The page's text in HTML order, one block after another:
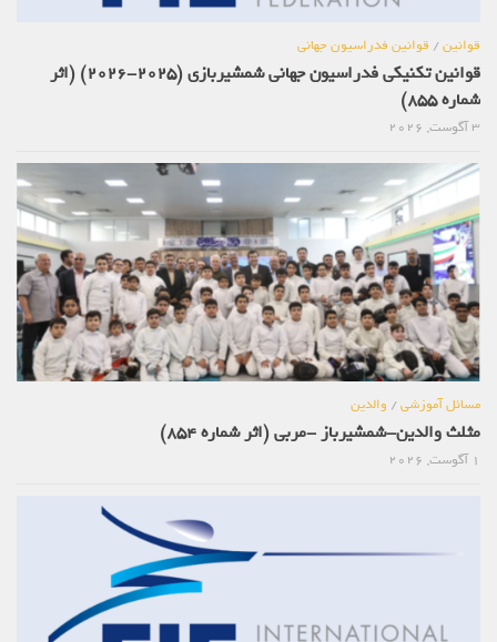
قوانین/قوانین فدراسیون جهانی
قوانین تکنیکی فدراسیون جهانی شمشیربازی (2025-2026) (اثر
شماره 855)
مسائل آموزشی/والدین
مثلث والدین-شمشیرباز -مربی (اثر شماره 854)